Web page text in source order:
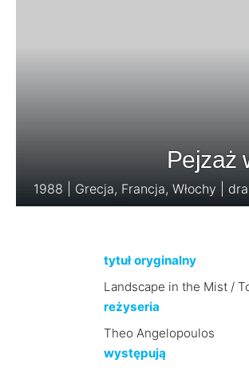
Pejzaż
1988 | Grecja, Francja, Włochy |
tytuł oryginalny
Landscape in the Mist /
reżyseria
Theo Angelopoulos
występują